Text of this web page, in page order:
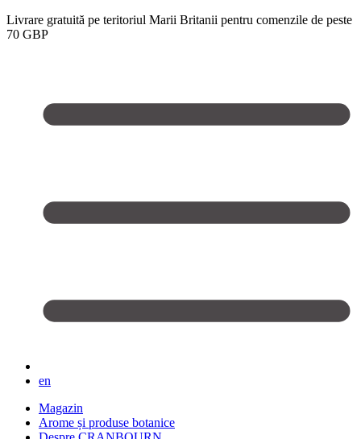
Livrare gratuită pe teritoriul Marii Britanii pentru comenzile de peste
70 GBP
en
Magazin
Arome și produse botanice